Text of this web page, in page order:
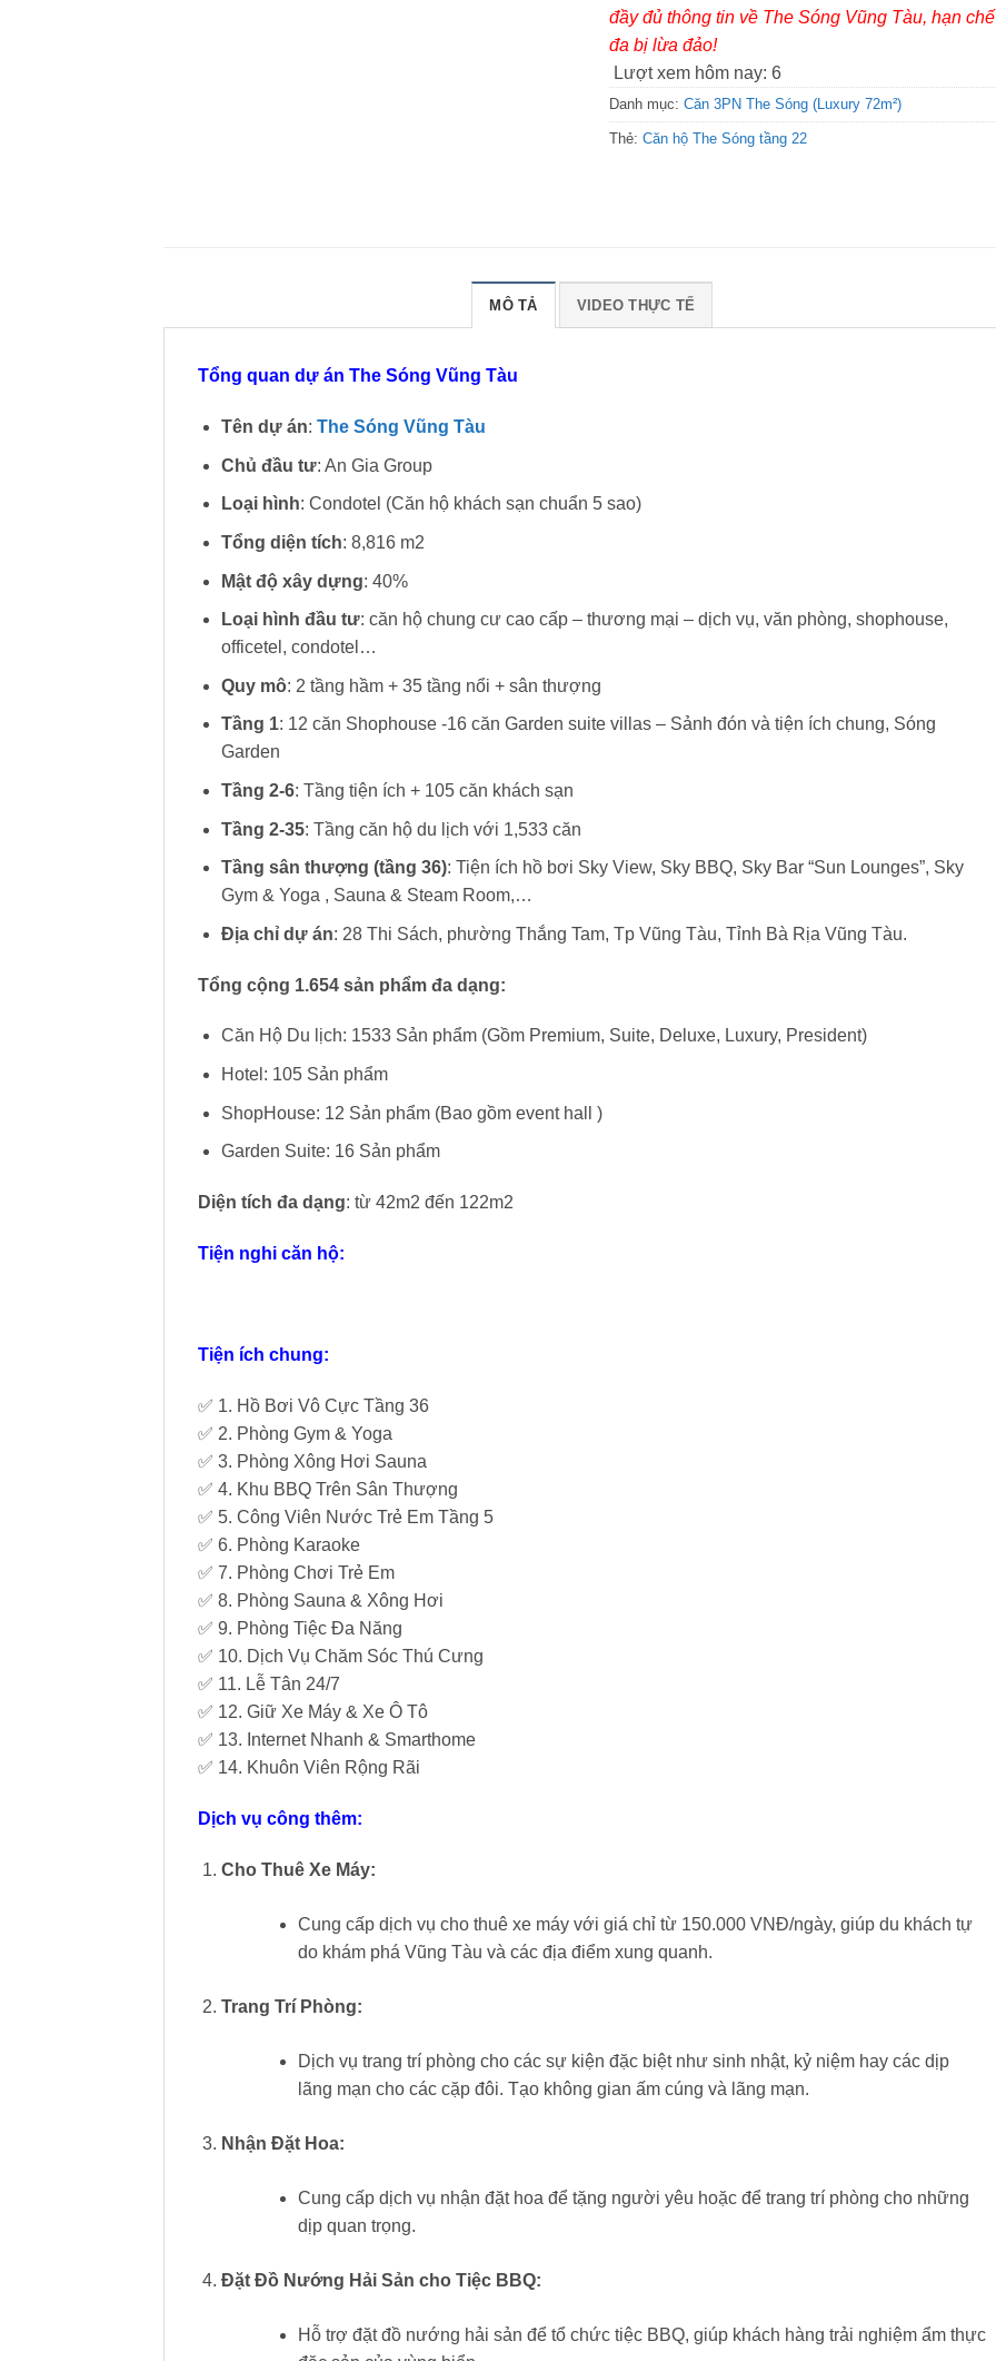
đầy đủ thông tin về The Sóng Vũng Tàu, hạn
đa bị lừa đảo!
Lượt xem hôm nay: 6
Danh mục: Căn 3PN The Sóng (Luxury 72m²)
Thẻ: Căn hộ The Sóng tầng 22
MÔ TẢ VIDEO THỰC TẾ
Tổng quan dự án The Sóng Vũng Tàu
Tên dự án: The Sóng Vũng Tàu
Chủ đầu tư: An Gia Group
Loại hình: Condotel (Căn hộ khách sạn chuẩn 5 sao)
Tổng diện tích: 8,816 m2
Mật độ xây dựng: 40%
Loại hình đầu tư: căn hộ chung cư cao cấp – thương mại – dịch vụ, văn phòng, shophouse,
officetel, condotel…
Quy mô: 2 tầng hầm + 35 tầng nổi + sân thượng
Tầng 1: 12 căn Shophouse -16 căn Garden suite villas – Sảnh đón và tiện ích chung, Sóng
Garden
Tầng 2-6: Tầng tiện ích + 105 căn khách sạn
Tầng 2-35: Tầng căn hộ du lịch với 1,533 căn
Tầng sân thượng (tầng 36): Tiện ích hồ bơi Sky View, Sky BBQ, Sky Bar “Sun Lounges”, Sky
Gym & Yoga , Sauna & Steam Room,…
Địa chỉ dự án: 28 Thi Sách, phường Thắng Tam, Tp Vũng Tàu, Tỉnh Bà Rịa Vũng Tàu.
Tổng cộng 1.654 sản phẩm đa dạng:
Căn Hộ Du lịch: 1533 Sản phẩm (Gồm Premium, Suite, Deluxe, Luxury, President)
Hotel: 105 Sản phẩm
ShopHouse: 12 Sản phẩm (Bao gồm event hall )
Garden Suite: 16 Sản phẩm
Diện tích đa dạng: từ 42m2 đến 122m2
Tiện nghi căn hộ:
Tiện ích chung:
✅ 1. Hồ Bơi Vô Cực Tầng 36
✅ 2. Phòng Gym & Yoga
✅ 3. Phòng Xông Hơi Sauna
✅ 4. Khu BBQ Trên Sân Thượng
✅ 5. Công Viên Nước Trẻ Em Tầng 5
✅ 6. Phòng Karaoke
✅ 7. Phòng Chơi Trẻ Em
✅ 8. Phòng Sauna & Xông Hơi
✅ 9. Phòng Tiệc Đa Năng
✅ 10. Dịch Vụ Chăm Sóc Thú Cưng
✅ 11. Lễ Tân 24/7
✅ 12. Giữ Xe Máy & Xe Ô Tô
✅ 13. Internet Nhanh & Smarthome
✅ 14. Khuôn Viên Rộng Rãi
Dịch vụ công thêm:
Cho Thuê Xe Máy:
Cung cấp dịch vụ cho thuê xe máy với giá chỉ từ 150.000 VNĐ/ngày, giúp du khách tự
do khám phá Vũng Tàu và các địa điểm xung quanh.
Trang Trí Phòng:
Dịch vụ trang trí phòng cho các sự kiện đặc biệt như sinh nhật, kỷ niệm hay các dịp
lãng mạn cho các cặp đôi. Tạo không gian ấm cúng và lãng mạn.
Nhận Đặt Hoa:
Cung cấp dịch vụ nhận đặt hoa để tặng người yêu hoặc để trang trí phòng cho những
dịp quan trọng.
Đặt Đồ Nướng Hải Sản cho Tiệc BBQ:
Hỗ trợ đặt đồ nướng hải sản để tổ chức tiệc BBQ, giúp khách hàng trải nghiệm ẩm thực